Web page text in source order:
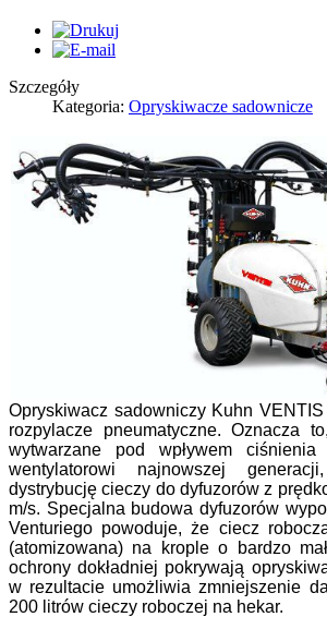
Szczegóły
Kategoria: Opryskiwacze sadownicze
Opryskiwacz sadowniczy Kuhn
rozpylacze pneumatyczne. Oznacza
wytwarzane pod wpływem
wentylatorowi najnowszej
dystrybucję cieczy do dyfuzorów z
m/s. Specjalna budowa dyfuzorów
Venturiego powoduje, że ciecz
(atomizowana) na krople o bardzo
ochrony dokładniej pokrywają
w rezultacie umożliwia zmniejszenie
200 litrów cieczy roboczej na hekar.